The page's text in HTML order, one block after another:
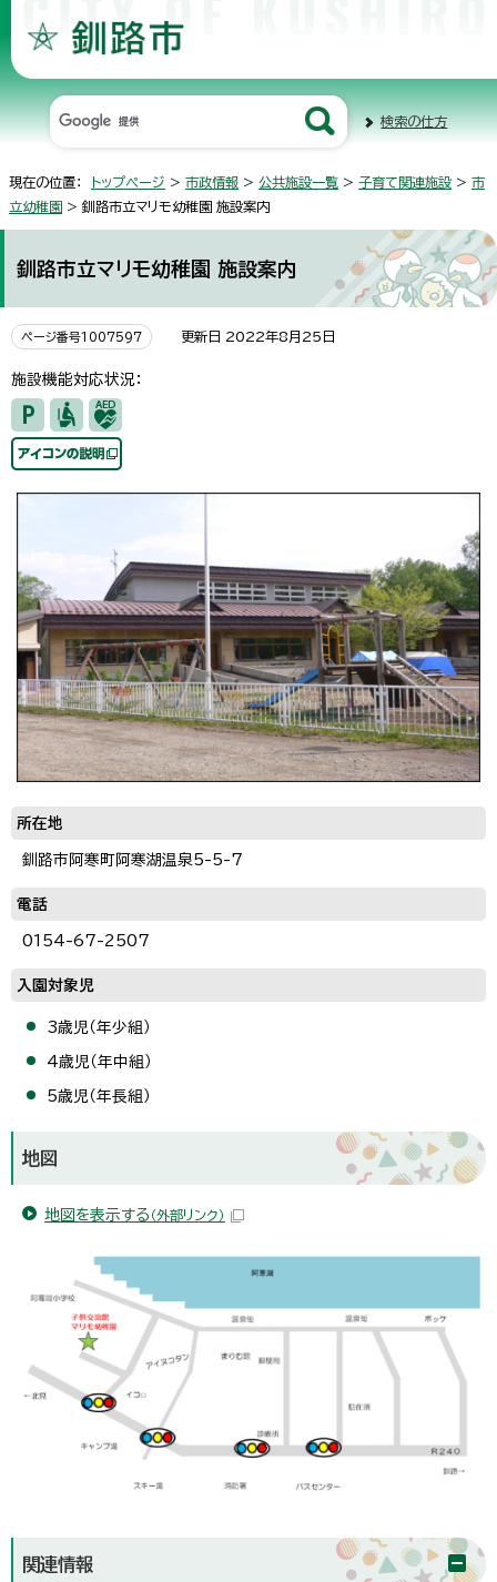
検索の仕方
現在の位置： トップページ > 市政情報 > 公共施設一覧 > 子育て関連施設 > 市
立幼稚園 > 釧路市立マリモ幼稚園 施設案内
釧路市立マリモ幼稚園 施設案内
ページ番号1007597 更新日 2022年8月25日
施設機能対応状況：
所在地
釧路市阿寒町阿寒湖温泉5-5-7
電話
0154-67-2507
入園対象児
3歳児（年少組）
4歳児（年中組）
5歳児（年長組）
地図
地図を表示する （外部リンク）
関連情報